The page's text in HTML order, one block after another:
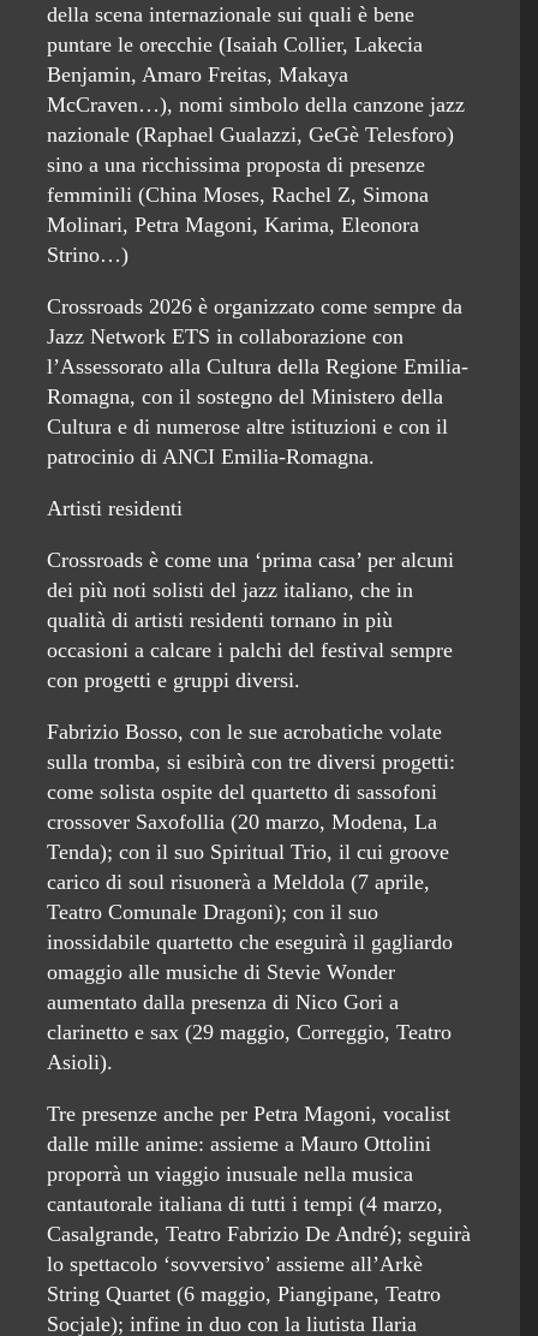
della scena internazionale sui quali è bene
puntare le orecchie (Isaiah Collier, Lakecia
Benjamin, Amaro Freitas, Makaya
McCraven…), nomi simbolo della canzone jazz
nazionale (Raphael Gualazzi, GeGè Telesforo)
sino a una ricchissima proposta di presenze
femminili (China Moses, Rachel Z, Simona
Molinari, Petra Magoni, Karima, Eleonora
Strino…)
Crossroads 2026 è organizzato come sempre da
Jazz Network ETS in collaborazione con
l’Assessorato alla Cultura della Regione Emilia-
Romagna, con il sostegno del Ministero della
Cultura e di numerose altre istituzioni e con il
patrocinio di ANCI Emilia-Romagna.
Artisti residenti
Crossroads è come una ‘prima casa’ per alcuni
dei più noti solisti del jazz italiano, che in
qualità di artisti residenti tornano in più
occasioni a calcare i palchi del festival sempre
con progetti e gruppi diversi.
Fabrizio Bosso, con le sue acrobatiche volate
sulla tromba, si esibirà con tre diversi progetti:
come solista ospite del quartetto di sassofoni
crossover Saxofollia (20 marzo, Modena, La
Tenda); con il suo Spiritual Trio, il cui groove
carico di soul risuonerà a Meldola (7 aprile,
Teatro Comunale Dragoni); con il suo
inossidabile quartetto che eseguirà il gagliardo
omaggio alle musiche di Stevie Wonder
aumentato dalla presenza di Nico Gori a
clarinetto e sax (29 maggio, Correggio, Teatro
Asioli).
Tre presenze anche per Petra Magoni, vocalist
dalle mille anime: assieme a Mauro Ottolini
proporrà un viaggio inusuale nella musica
cantautorale italiana di tutti i tempi (4 marzo,
Casalgrande, Teatro Fabrizio De André); seguirà
lo spettacolo ‘sovversivo’ assieme all’Arkè
String Quartet (6 maggio, Piangipane, Teatro
Socjale); infine in duo con la liutista Ilaria